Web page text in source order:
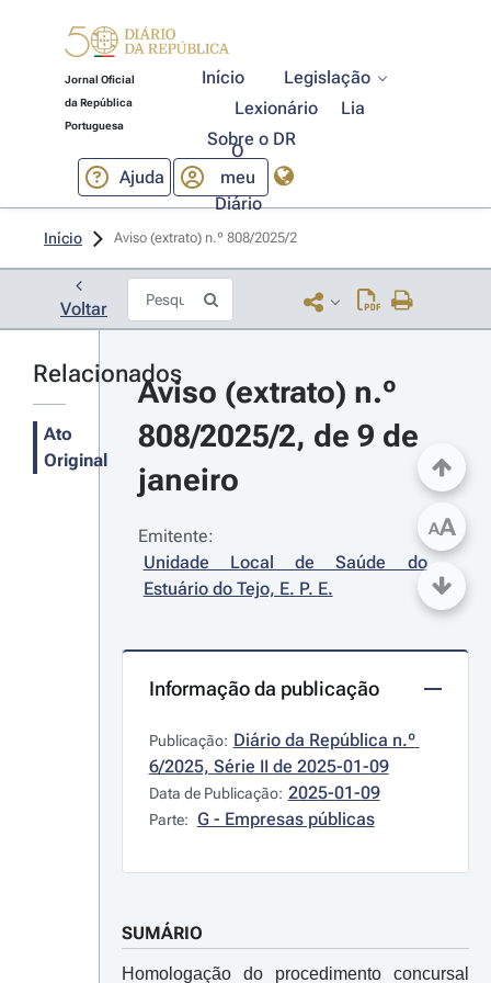
Jornal Oficial
da República
Portuguesa
Início
Legislação
Lexionário
Lia
Sobre o DR
Ajuda
O
meu
Diário
Início Aviso (extrato) n.º 808/2025/2
Voltar
Relacionados
Ato
Original
Aviso (extrato) n.º
808/2025/2, de 9 de
janeiro
Emitente:
Unidade Local de Saúde do
Estuário do Tejo, E. P. E.
Informação da publicação
Publicação: Diário da República n.º
6/2025, Série II de 2025-01-09
Data de Publicação: 2025-01-09
Parte: G - Empresas públicas
SUMÁRIO
Homologação do procedimento concursal
AA